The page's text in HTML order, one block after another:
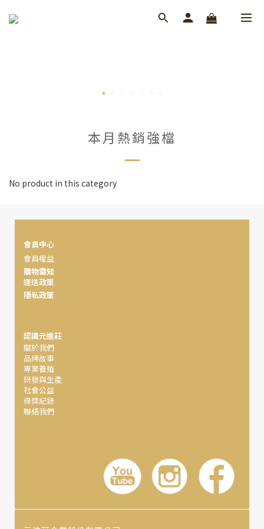
本月熱銷強檔
No product in this category
會員中心
會員權益
購物需知
運送政策
隱私政策
認識元進莊
關於我們
品牌故事
專業養殖
研發與生產
社會公益
得獎紀錄
聯絡我們